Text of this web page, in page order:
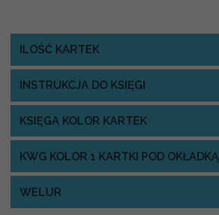
ILOŚĆ KARTEK
INSTRUKCJA DO KSIĘGI
KSIĘGA KOLOR KARTEK
KWG KOLOR 1 KARTKI POD OKŁADKĄ
WELUR